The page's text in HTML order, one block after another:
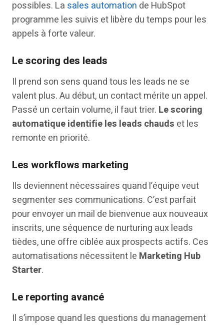
possibles. La sales automation de HubSpot
programme les suivis et libère du temps pour les
appels à forte valeur.
Le scoring des leads
Il prend son sens quand tous les leads ne se
valent plus. Au début, un contact mérite un appel.
Passé un certain volume, il faut trier. Le scoring
automatique identifie les leads chauds et les
remonte en priorité.
Les workflows marketing
Ils deviennent nécessaires quand l’équipe veut
segmenter ses communications. C’est parfait
pour envoyer un mail de bienvenue aux nouveaux
inscrits, une séquence de nurturing aux leads
tièdes, une offre ciblée aux prospects actifs. Ces
automatisations nécessitent le Marketing Hub
Starter.
Le reporting avancé
Il s’impose quand les questions du management